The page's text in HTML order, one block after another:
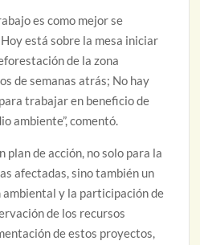
es como mejor se
está sobre la mesa iniciar
de la zona
de semanas atrás; No hay
trabajar en beneficio de
ambiente”, comentó.
plan de acción, no solo para la
afectadas, sino también un
ambiental y la participación de
de los recursos
de estos proyectos,